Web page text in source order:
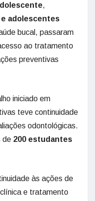
,
e adolescentes
bucal, passaram
ao tratamento
preventivas
iniciado em
teve continuidade
odontológicas.
de 200 estudantes
às ações de
e tratamento